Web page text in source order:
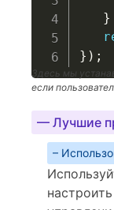
}
} ) ;
Здесь мы
если
— Лучшие
–